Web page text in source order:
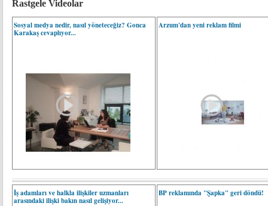
Rastgele Videolar
Sosyal medya nedir, nasıl yöneteceğiz? Gonca
Karakaş cevaplıyor...
Arzum'dan yeni reklam filmi
İş adamları ve halkla ilişkiler uzmanları
arasındaki ilişki bakın nasıl gelişiyor...
BP reklamında "Şapka" geri döndü!